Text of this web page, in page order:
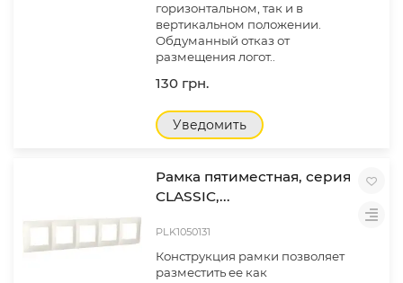
горизонтальном, так и в
вертикальном положении.
Обдуманный отказ от
размещения логот..
130 грн.
Уведомить
Рамка пятиместная, серия
CLASSIC,...
PLK1050131
Конструкция рамки позволяет
разместить ее как